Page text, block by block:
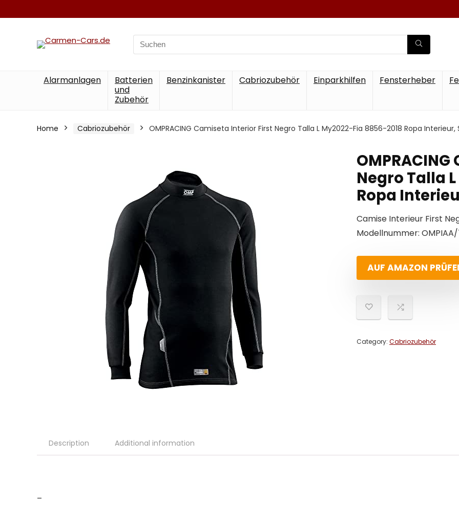
Search
for:
Alarmanlagen
Batterien
und
Zubehör
Benzinkanister Cabriozubehör Einparkhilfen Fensterheber
Home Cabriozubehör OMPRACING Camiseta Interior First Negro Talla L My2022-Fia 8856-2018 Ropa Interieur,
Negro Talla
Ropa
Camise Interieur First
Modellnummer: OMPIAA/
AUF AMAZON
Category: Cabriozubehör
Description Additional information
–